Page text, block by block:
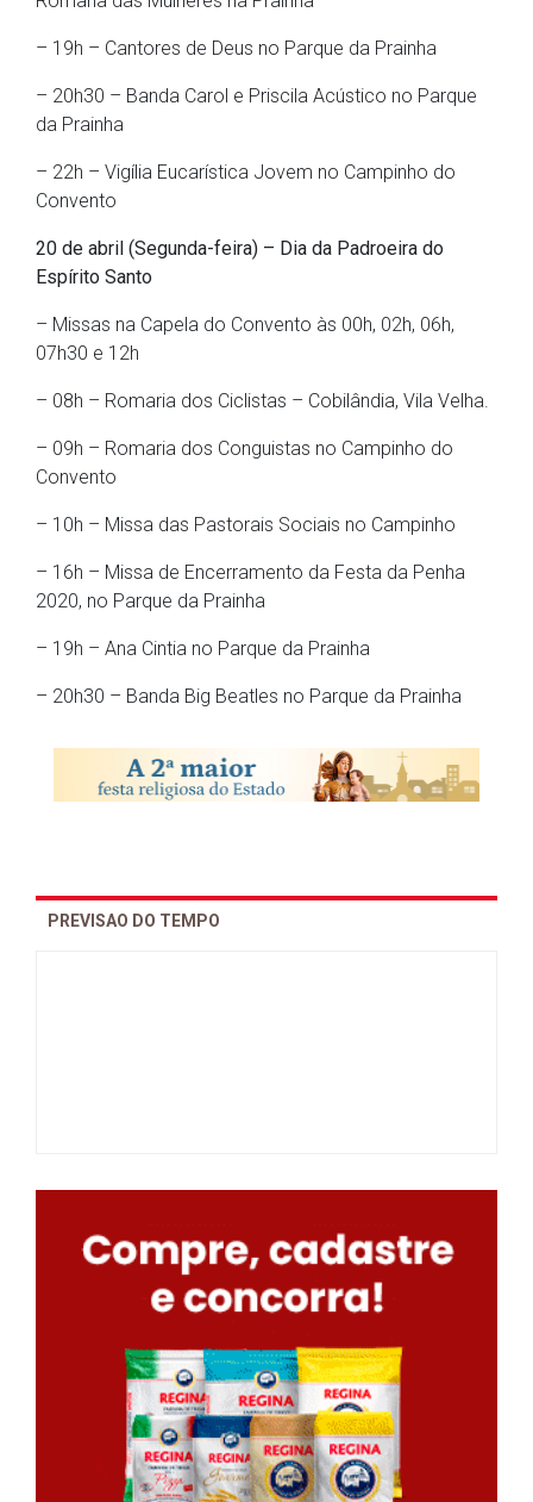
– 19h – Cantores de Deus no Parque da Prainha
– 20h30 – Banda Carol e Priscila Acústico no Parque
da Prainha
– 22h – Vigília Eucarística Jovem no Campinho do
Convento
20 de abril (Segunda-feira) – Dia da Padroeira do
Espírito Santo
– Missas na Capela do Convento às 00h, 02h, 06h,
07h30 e 12h
– 08h – Romaria dos Ciclistas – Cobilândia, Vila Velha.
– 09h – Romaria dos Conguistas no Campinho do
Convento
– 10h – Missa das Pastorais Sociais no Campinho
– 16h – Missa de Encerramento da Festa da Penha
2020, no Parque da Prainha
– 19h – Ana Cintia no Parque da Prainha
– 20h30 – Banda Big Beatles no Parque da Prainha
PREVISAO DO TEMPO